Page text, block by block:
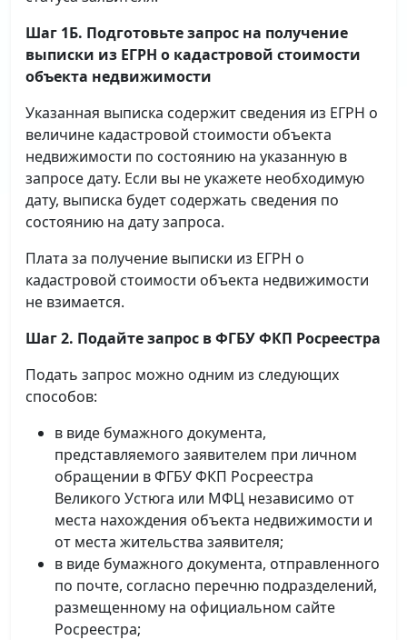
Шаг 1Б. Подготовьте запрос на получение
выписки из ЕГРН о кадастровой стоимости
объекта недвижимости
Указанная выписка содержит сведения из ЕГРН о
величине кадастровой стоимости объекта
недвижимости по состоянию на указанную в
запросе дату. Если вы не укажете необходимую
дату, выписка будет содержать сведения по
состоянию на дату запроса.
Плата за получение выписки из ЕГРН о
кадастровой стоимости объекта недвижимости
не взимается.
Шаг 2. Подайте запрос в ФГБУ ФКП Росреестра
Подать запрос можно одним из следующих
способов:
в виде бумажного документа,
представляемого заявителем при личном
обращении в ФГБУ ФКП Росреестра
Великого Устюга или МФЦ независимо от
места нахождения объекта недвижимости и
от места жительства заявителя;
в виде бумажного документа, отправленного
по почте, согласно перечню подразделений,
размещенному на официальном сайте
Росреестра;